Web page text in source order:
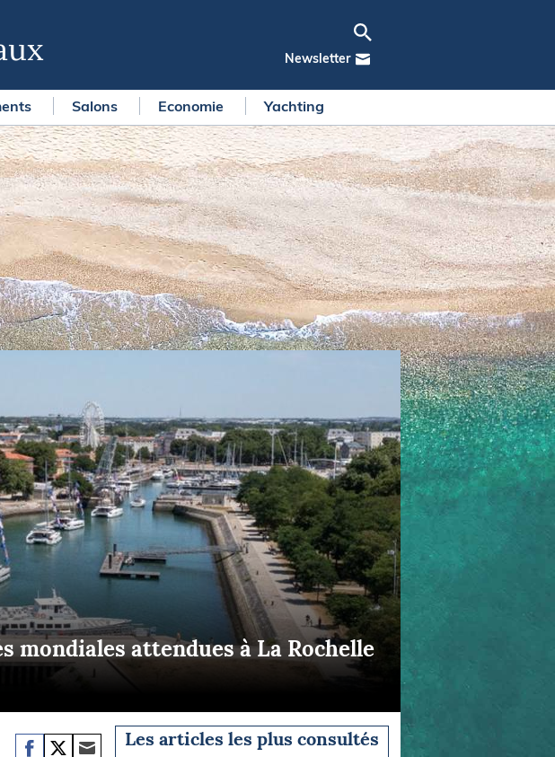
Newsletter
MARINE
nautique
INFO
Salons Economie Yachting
mondiales attendues à La Rochelle
Les articles les plus consultés